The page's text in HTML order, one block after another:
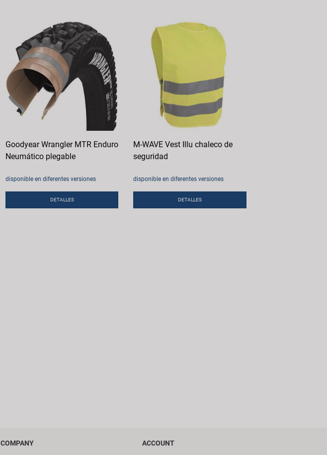
Goodyear Wrangler MTR Enduro
Neumático plegable
disponible en diferentes versiones
DETALLES
M-WAVE Vest Illu chaleco de
seguridad
disponible en diferentes versiones
DETALLES
COMPANY ACCOUNT